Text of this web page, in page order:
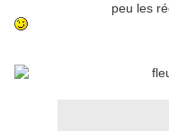
peu les